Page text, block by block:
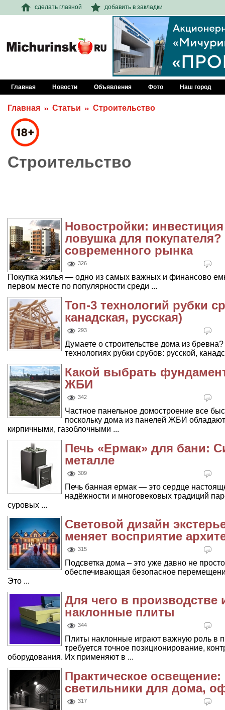
сделать главной добавить в закладки
Главная Новости Объявления Фото Наш город
Главная Статьи Строительство
Строительство
Новостройки:
ловушка для
современного рынка
326
Покупка жилья — одно из самых важных и финансово
первом месте по популярности среди ...
Топ-3 технологий рубки
канадская, русская)
293
Думаете о строительстве дома из
технологиях рубки срубов: русской,
Какой выбрать
ЖБИ
342
Частное панельное домостроение все
поскольку дома из панелей ЖБИ
кирпичными, газоблочными ...
Печь «Ермак» для бани:
металле
309
Печь банная ермак — это сердце
надёжности и многовековых традиций
суровых ...
Световой дизайн
меняет восприятие
315
Подсветка дома – это уже давно не
обеспечивающая безопасное
Это ...
Для чего в производстве
наклонные плиты
344
Плиты наклонные играют важную роль в
требуется точное позиционирование,
оборудования. Их применяют в ...
Практическое
светильники для дома,
317